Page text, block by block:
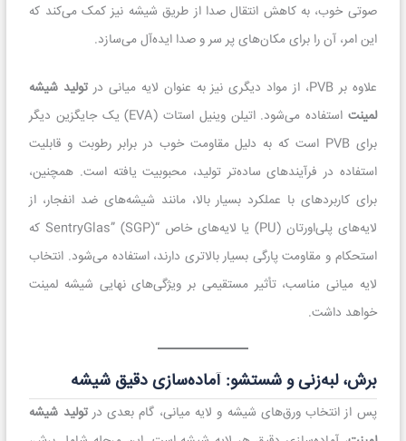
صوتی خوب، به کاهش انتقال صدا از طریق شیشه نیز کمک می‌کند که
این امر، آن را برای مکان‌های پر سر و صدا ایده‌آل می‌سازد.
علاوه بر PVB، از مواد دیگری نیز به عنوان لایه میانی در
تولید شیشه
لمینت
استفاده می‌شود. اتیلن وینیل استات (EVA) یک جایگزین دیگر
برای PVB است که به دلیل مقاومت خوب در برابر رطوبت و قابلیت
استفاده در فرآیندهای ساده‌تر تولید، محبوبیت یافته است. همچنین،
برای کاربردهای با عملکرد بسیار بالا، مانند شیشه‌های ضد انفجار، از
لایه‌های پلی‌اورتان (PU) یا لایه‌های خاص “SentryGlas” (SGP) که
استحکام و مقاومت پارگی بسیار بالاتری دارند، استفاده می‌شود. انتخاب
لایه میانی مناسب، تأثیر مستقیمی بر ویژگی‌های نهایی شیشه لمینت
خواهد داشت.
برش، لبه‌زنی و شستشو: آماده‌سازی دقیق شیشه
پس از انتخاب ورق‌های شیشه و لایه میانی، گام بعدی درتولید شیشه